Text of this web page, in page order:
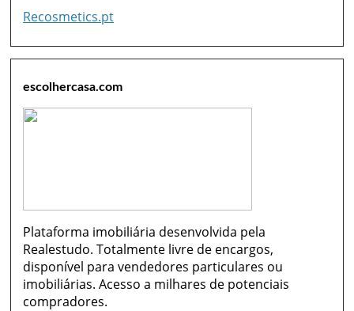
Recosmetics.pt
escolhercasa.com
Plataforma imobiliária desenvolvida pela
Realestudo. Totalmente livre de encargos,
disponível para vendedores particulares ou
imobiliárias. Acesso a milhares de potenciais
compradores.